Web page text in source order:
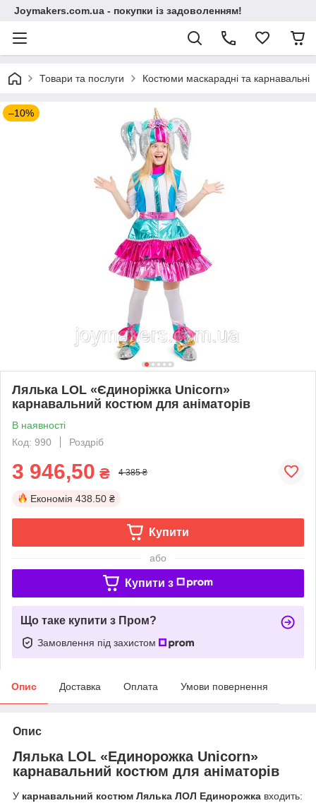
Joymakers.com.ua - покупки із задоволенням!
Товари та послуги Костюми маскарадні та карнавальні
–10%
Лялька LOL «Єдиноріжка Unicorn»
карнавальний костюм для аніматорів
В наявності
Код: 990
Роздріб
3 946,50 ₴ 4 385 ₴
Економія 438.50 ₴
Купити
або
Купити з
Що таке купити з Пром?
Замовлення під захистом
Опис Доставка Оплата Умови повернення
Опис
Лялька LOL «Единорожка Unicorn»
карнавальний костюм для аніматорів
У карнавальний костюм Лялька ЛОЛ Единорожка входить: